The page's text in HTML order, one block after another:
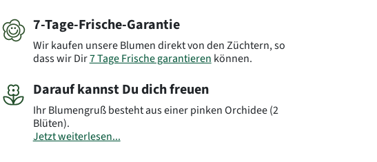
7-Tage-Frische-Garantie
Wir kaufen unsere Blumen direkt von den Züchtern, so
dass wir Dir7 Tage Frische garantieren können.
Darauf kannst Du dich freuen
Ihr Blumengruß besteht aus einer pinken Orchidee (2
Blüten).
Jetzt weiterlesen...